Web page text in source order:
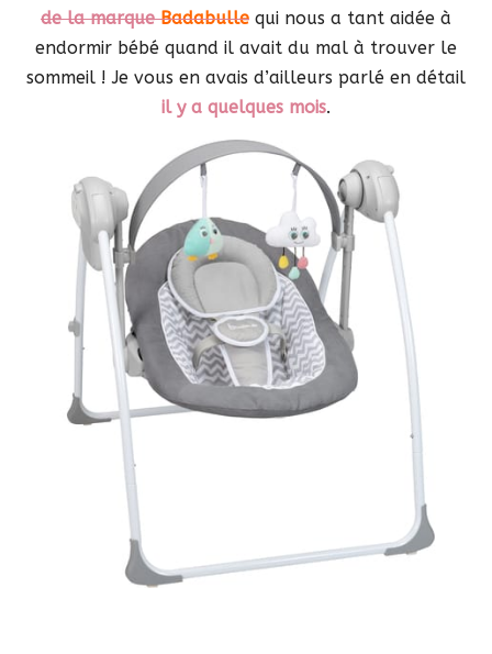
de la marqueBadabulle qui nous a tant aidée à
endormir bébé quand il avait du mal à trouver le
sommeil ! Je vous en avais d’ailleurs parlé en détail
il y a quelques mois.